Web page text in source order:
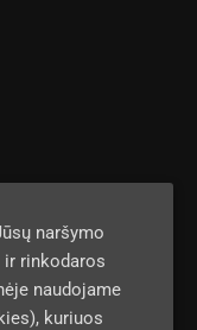
naršymo
rinkodaros
naudojame
kuriuos